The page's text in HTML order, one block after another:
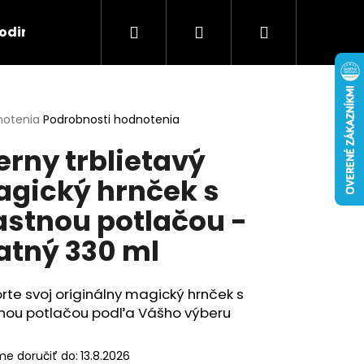
Záujmy Pre páry
Hľadať PrihlásenieNákupný
Podrobnosti hodnotenia
trblietavý
hrnček s
potlačou -
330 ml
svoj originálny magický hrnček s
potlačou podľa Vášho výberu
doručiť do: 13.8.2026
POTLAČOU -